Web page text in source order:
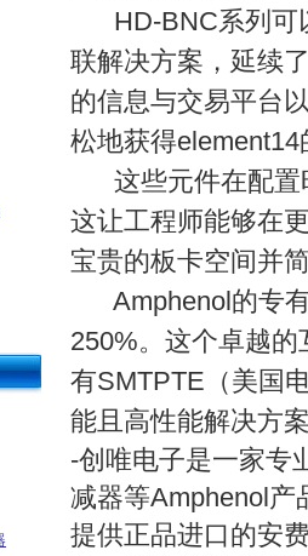
HD-BNC系列可
联解决方案，延续
的信息与交易平台
松地获得
这些元件在配置
这让工程师能够在
宝贵的板卡空间并
Amphenol的专有
250%。这个卓越
有SMTPTE（美国
能且高性能解决方
-创唯电子是一家专
减器等Amphenol产
提供正品进口的安